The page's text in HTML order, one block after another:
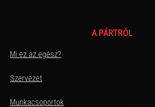
A PÁRTRÓL
Mi ez az egész?
Szervezet
Munkacsoportok